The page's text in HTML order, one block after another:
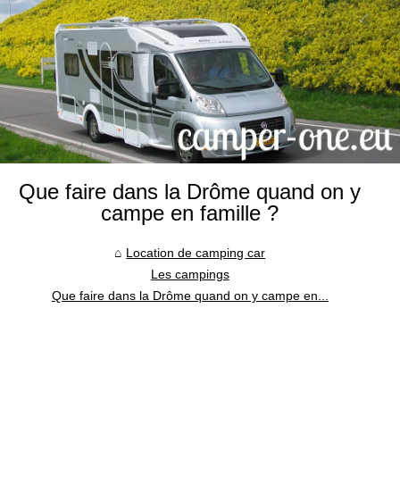
Que faire dans la Drôme quand on y
campe en famille ?
Location de camping car
Les campings
Que faire dans la Drôme quand on y campe en...